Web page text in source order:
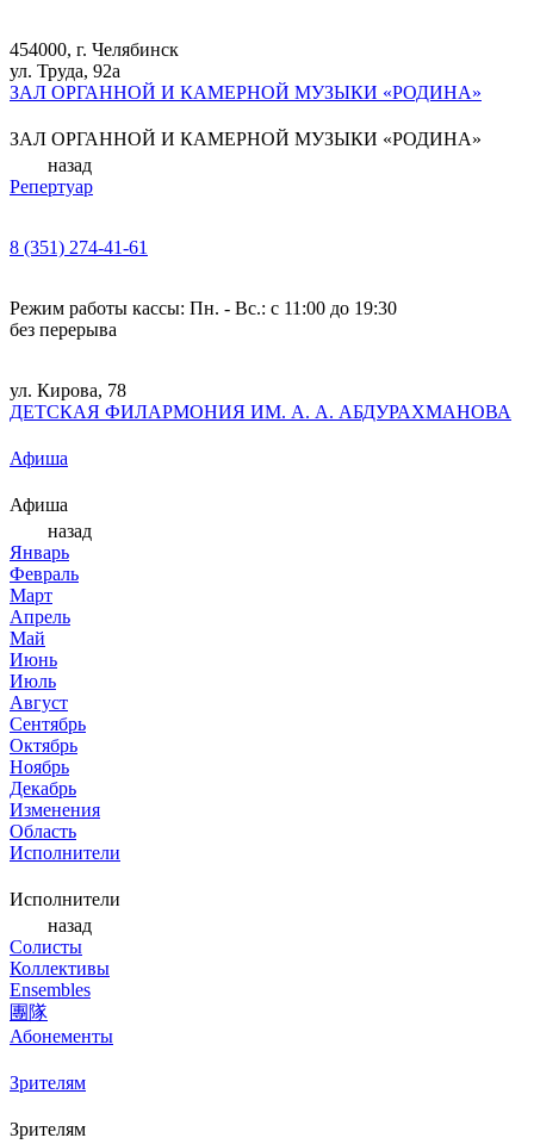
454000, г. Челябинск
ул. Труда, 92а
ЗАЛ ОРГАННОЙ И КАМЕРНОЙ МУЗЫКИ «РОДИНА»
ЗАЛ ОРГАННОЙ И КАМЕРНОЙ МУЗЫКИ «РОДИНА»
назад
Репертуар
8 (351) 274-41-61
Режим работы кассы: Пн. - Вс.: с 11:00 до 19:30
без перерыва
ул. Кирова, 78
ДЕТСКАЯ ФИЛАРМОНИЯ ИМ. А. А. АБДУРАХМАНОВА
Афиша
Афиша
назад
Январь
Февраль
Март
Апрель
Май
Июнь
Июль
Август
Сентябрь
Октябрь
Ноябрь
Декабрь
Изменения
Область
Исполнители
Исполнители
назад
Солисты
Коллективы
Ensembles
團隊
Абонементы
Зрителям
Зрителям